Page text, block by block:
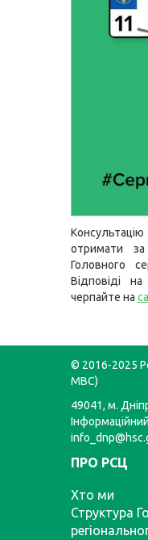
отримати
Головного
Відповіді
черпайте на
© 2016-2025
МВС)
49041, м.
ПРО РСЦ
Хто ми
Структура